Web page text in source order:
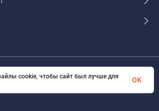
Fotoshesha. Все права защищены
cookie, чтобы сайт был лучше для
OK